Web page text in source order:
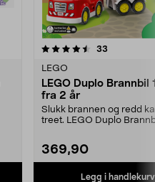
33
LEGO
LEGO Duplo Brannbil
fra 2 år
Slukk brannen og redd
treet. LEGO Duplo
369,90
Legg i handlekurv
5.0av 5 stjerner